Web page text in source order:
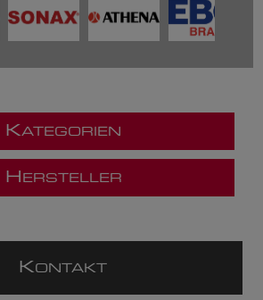
KATEGORIEN
H ERSTELLER
KONTAKT